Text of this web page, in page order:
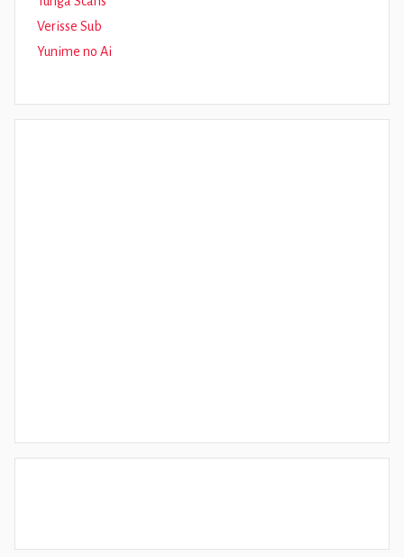
Verisse Sub
Yunime no Ai